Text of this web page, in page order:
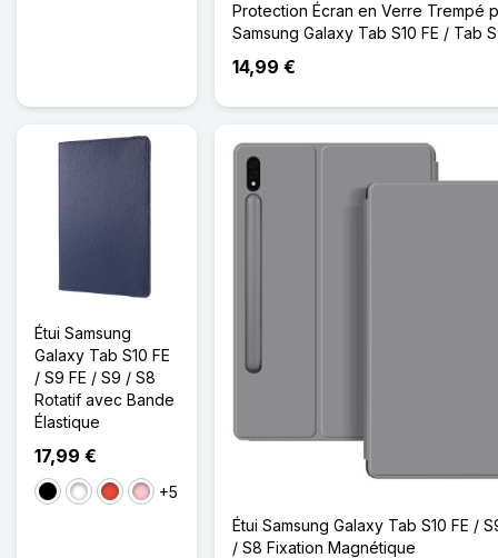
Protection Écran en Verre Trempé
Samsung Galaxy Tab S10 FE / Tab
14,99 €
Étui Samsung
Galaxy Tab S10 FE
/ S9 FE / S9 / S8
Rotatif avec Bande
Élastique
17,99 €
NoirBlancRougeRose+5
Étui Samsung Galaxy Tab S10 FE /
/ S8 Fixation Magnétique